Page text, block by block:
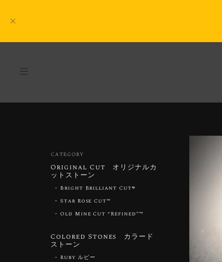
CATEGORY
Original Cut オリジナルカ
ットストーン
Bright Brilliant Cut®︎
Star Rose Cut™︎
Old Mine Cut “Refined”™︎
Colored Stones カラード
ストーン
Ruby ルビー